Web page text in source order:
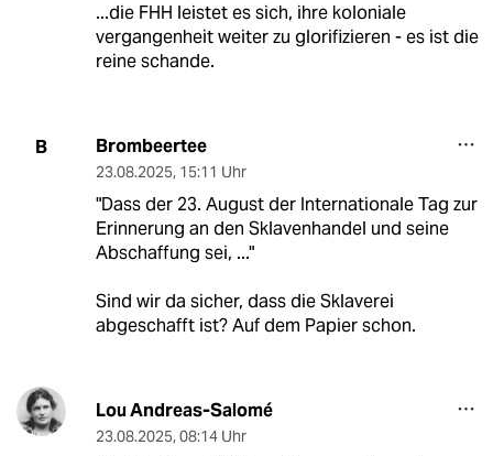
...die FHH leistet es sich, ihre koloniale
vergangenheit weiter zu glorifizieren - es ist die
reine schande.
B Brombeertee
23.08.2025, 15:11 Uhr
"Dass der 23. August der Internationale Tag zur
Erinnerung an den Sklavenhandel und seine
Abschaffung sei, ..."
Sind wir da sicher, dass die Sklaverei
abgeschafft ist? Auf dem Papier schon.
Lou Andreas-Salomé
23.08.2025, 08:14 Uhr